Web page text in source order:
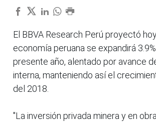
El BBVA Research Perú proyectó
economía peruana se expandirá 3.9%
presente año, alentado por avance
interna, manteniendo así el
del 2018.
"La inversión privada minera y en